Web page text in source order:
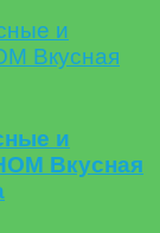
и
Вкусная